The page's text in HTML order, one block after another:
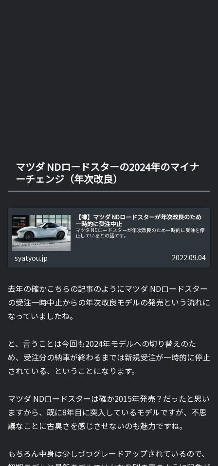
マツダ NDロードスターの2024年のマイナ
ーチェンジ（年次改良）
【噂】マツダ NDロードスターが年次改良のため
一時的に受注中止
マツダ NDロードスターが年次改良のため一時的に受注を停
止しているとの話です。
syatyou.jp 2022.09.04
去年の確かこちらの記事のようにマツダ NDロードスター
の受注一時中止からの年次改良モデルの発売という流れに
なっていましたね。
と、言うことは今回も2024年モデルへの切り替えのた
め、受注分の納車が終わるまでは新規受注が一時的に停止
されている、ということになります。
マツダ NDロードスターは確か2015年発売？だったと思い
ますから、既に8年目に突入しているモデルですが、不思
議なことに古臭さを感じさせないのも魅力ですね。
もちろん中身は少しづつグレードアップされているので、